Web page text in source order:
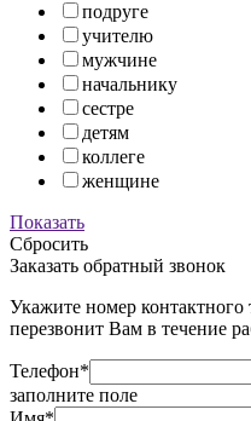
подруге
учителю
мужчине
начальнику
сестре
детям
коллеге
женщине
Показать
Сбросить
Заказать обратный звонок
Укажите номер
перезвонит Вам в течение
Телефон*
заполните поле